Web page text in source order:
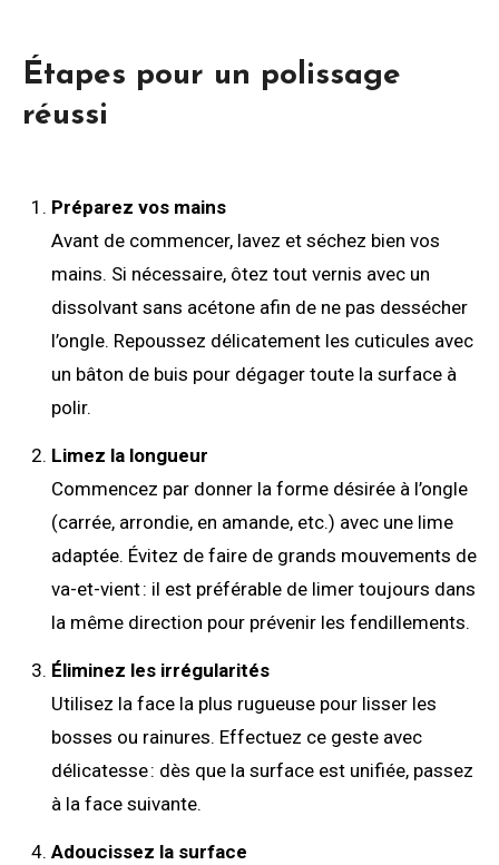
Étapes pour un polissage
réussi
Préparez vos mains
Avant de commencer, lavez et séchez bien vos
mains. Si nécessaire, ôtez tout vernis avec un
dissolvant sans acétone afin de ne pas dessécher
l’ongle. Repoussez délicatement les cuticules avec
un bâton de buis pour dégager toute la surface à
polir.
Limez la longueur
Commencez par donner la forme désirée à l’ongle
(carrée, arrondie, en amande, etc.) avec une lime
adaptée. Évitez de faire de grands mouvements de
va-et-vient : il est préférable de limer toujours dans
la même direction pour prévenir les fendillements.
Éliminez les irrégularités
Utilisez la face la plus rugueuse pour lisser les
bosses ou rainures. Effectuez ce geste avec
délicatesse : dès que la surface est unifiée, passez
à la face suivante.
Adoucissez la surface